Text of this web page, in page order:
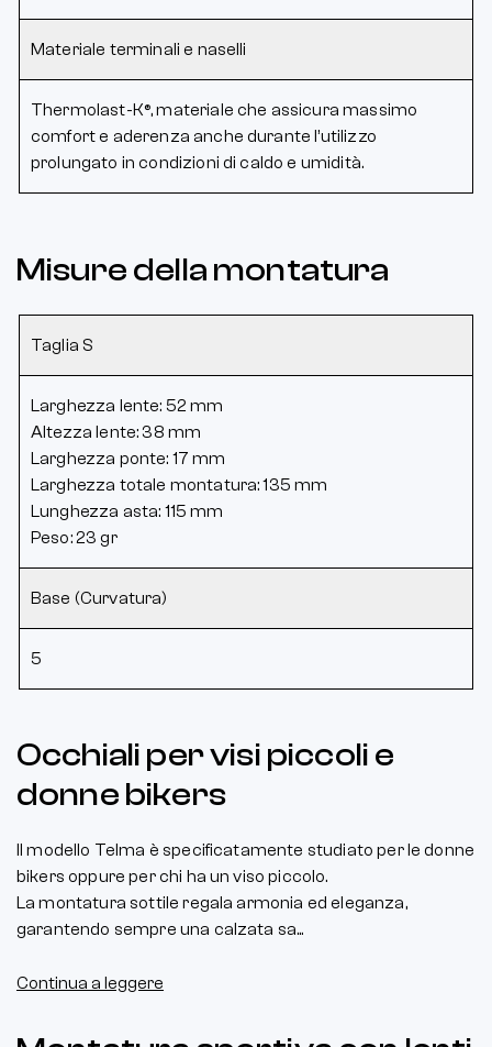
Materiale terminali e naselli
Thermolast-K®, materiale che assicura massimo
comfort e aderenza anche durante l’utilizzo
prolungato in condizioni di caldo e umidità.
Misure della montatura
Taglia S
Larghezza lente: 52 mm
Altezza lente: 38 mm
Larghezza ponte: 17 mm
Larghezza totale montatura: 135 mm
Lunghezza asta: 115 mm
Peso: 23 gr
Base (Curvatura)
5
Occhiali per visi piccoli e
donne bikers
Il modello Telma è specificatamente studiato per le donne
bikers oppure per chi ha un viso piccolo.
La montatura sottile regala armonia ed eleganza,
garantendo sempre una calzata sa...
Continua a leggere